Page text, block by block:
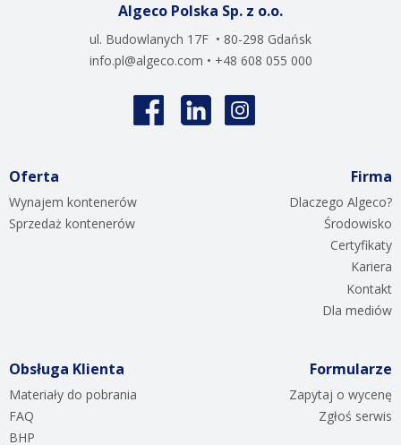
Algeco Polska Sp. z o.o.
ul. Budowlanych 17F • 80-298 Gdańsk
info.pl@algeco.com • +48 608 055 000
Oferta
Wynajem kontenerów
Sprzedaż kontenerów
Firma
Dlaczego Algeco?
Środowisko
Certyfikaty
Kariera
Kontakt
Dla mediów
Obsługa Klienta
Materiały do pobrania
FAQ
BHP
Formularze
Zapytaj o wycenę
Zgłoś serwis